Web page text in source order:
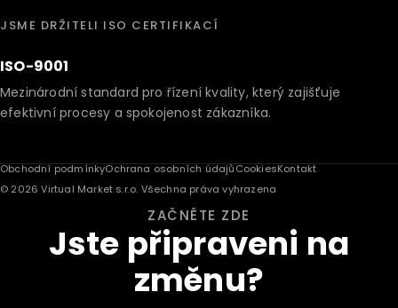
JSME DRŽITELI ISO CERTIFIKACÍ
ISO-9001
Mezinárodní standard pro řízení kvality, který zajišťuje
efektivní procesy a spokojenost zákazníka.
Obchodní podmínkyOchrana osobních údajůCookiesKontakt
© 2026 Virtual Market s.r.o. Všechna práva vyhrazena
ZAČNĚTE ZDE
Jste připraveni na
změnu?